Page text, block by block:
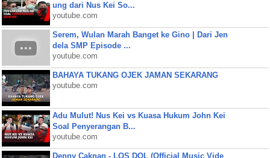
ung dari Nus Kei So...
youtube.com
Serem, Wulan Marah Banget ke Gino | Dari Jen
dela SMP Episode ...
youtube.com
BAHAYA TUKANG OJEK JAMAN SEKARANG
youtube.com
Adu Mulut! Nus Kei vs Kuasa Hukum John Kei
Soal Penyerangan B...
youtube.com
Denny Caknan - LOS DOL (Official Music Vide